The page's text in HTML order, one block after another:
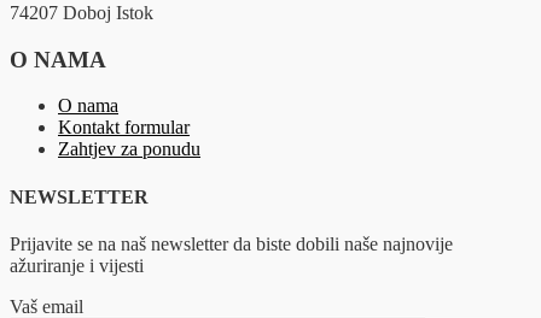
74207 Doboj Istok
O NAMA
O nama
Kontakt formular
Zahtjev za ponudu
NEWSLETTER
Prijavite se na naš newsletter da biste dobili naše najnovije
ažuriranje i vijesti
Vaš email